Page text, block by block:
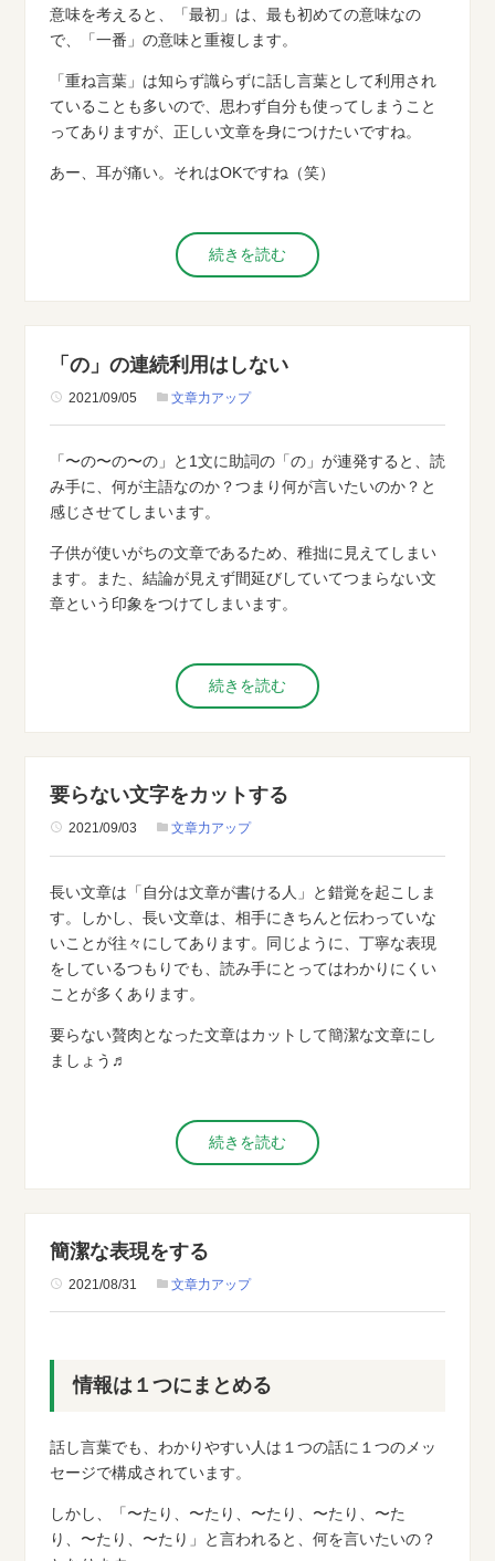
意味を考えると、「最初」は、最も初めての意味なの
で、「一番」の意味と重複します。
「重ね言葉」は知らず識らずに話し言葉として利用され
ていることも多いので、思わず自分も使ってしまうこと
ってありますが、正しい文章を身につけたいですね。
あー、耳が痛い。それはOKですね（笑）
続きを読む
「の」の連続利用はしない
2021/09/05 文章力アップ
「〜の〜の〜の」と1文に助詞の「の」が連発すると、読
み手に、何が主語なのか？つまり何が言いたいのか？と
感じさせてしまいます。
子供が使いがちの文章であるため、稚拙に見えてしまい
ます。また、結論が見えず間延びしていてつまらない文
章という印象をつけてしまいます。
続きを読む
要らない文字をカットする
2021/09/03 文章力アップ
長い文章は「自分は文章が書ける人」と錯覚を起こしま
す。しかし、長い文章は、相手にきちんと伝わっていな
いことが往々にしてあります。同じように、丁寧な表現
をしているつもりでも、読み手にとってはわかりにくい
ことが多くあります。
要らない贅肉となった文章はカットして簡潔な文章にし
ましょう♬
続きを読む
簡潔な表現をする
2021/08/31 文章力アップ
情報は１つにまとめる
話し言葉でも、わかりやすい人は１つの話に１つのメッ
セージで構成されています。
しかし、「〜たり、〜たり、〜たり、〜たり、〜た
り、〜たり、〜たり」と言われると、何を言いたいの？